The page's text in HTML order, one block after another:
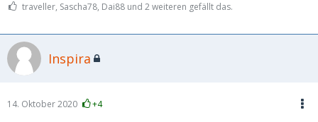
traveller, Sascha78, Dai88 und 2 weiteren gefällt das.
Inspira
14. Oktober 2020 +4